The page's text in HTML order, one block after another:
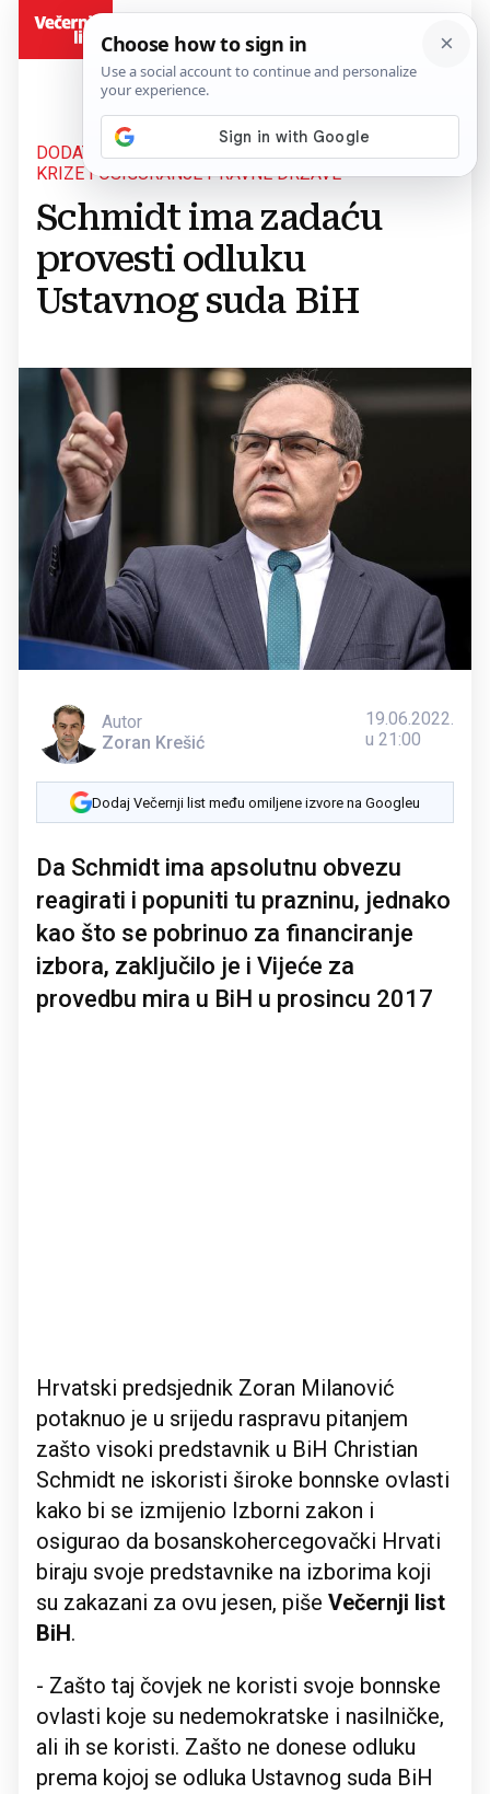
DODATNA ODGOVORNOST ZA SPRJEČAVANJE
KRIZE I OSIGURANJE PRAVNE DRŽAVE
Schmidt ima zadaću
provesti odluku
Ustavnog suda BiH
Autor
Zoran Krešić
19.06.2022.
u 21:00
Dodaj Večernji list među omiljene izvore na Googleu
Da Schmidt ima apsolutnu obvezu
reagirati i popuniti tu prazninu, jednako
kao što se pobrinuo za financiranje
izbora, zaključilo je i Vijeće za
provedbu mira u BiH u prosincu 2017
Hrvatski predsjednik Zoran Milanović
potaknuo je u srijedu raspravu pitanjem
zašto visoki predstavnik u BiH Christian
Schmidt ne iskoristi široke bonnske ovlasti
kako bi se izmijenio Izborni zakon i
osigurao da bosanskohercegovački Hrvati
biraju svoje predstavnike na izborima koji
su zakazani za ovu jesen, piše Večernji list
BiH.
- Zašto taj čovjek ne koristi svoje bonnske
ovlasti koje su nedemokratske i nasilničke,
ali ih se koristi. Zašto ne donese odluku
prema kojoj se odluka Ustavnog suda BiH